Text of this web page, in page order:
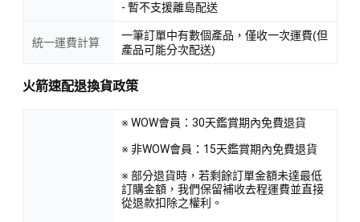
- 暫不支援離島配送
統一運費計算
一筆訂單中有數個產品，僅收一次運費(但
產品可能分次配送)
火箭速配退換貨政策
※ WOW會員：30天鑑賞期內免費退貨
※ 非WOW會員：15天鑑賞期內免費退貨
※ 部分退貨時，若剩餘訂單金額未達最低
訂購金額，我們保留補收去程運費並直接
從退款扣除之權利。